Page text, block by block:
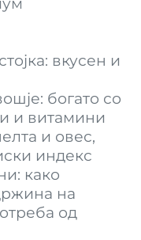
вкусен и
богато со
и витамини
и овес,
индекс
како
на
од